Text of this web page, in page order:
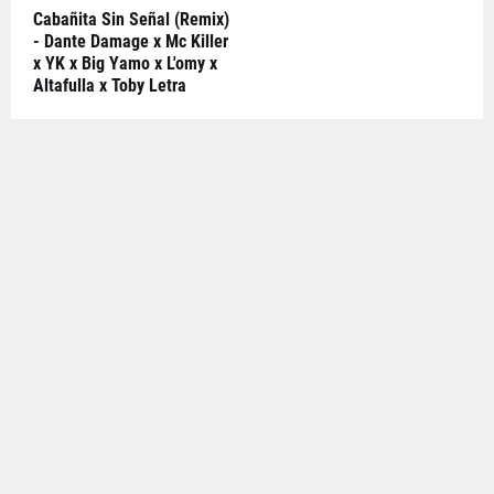
Cabañita Sin Señal (Remix)
- Dante Damage x Mc Killer
x YK x Big Yamo x L'omy x
Altafulla x Toby Letra